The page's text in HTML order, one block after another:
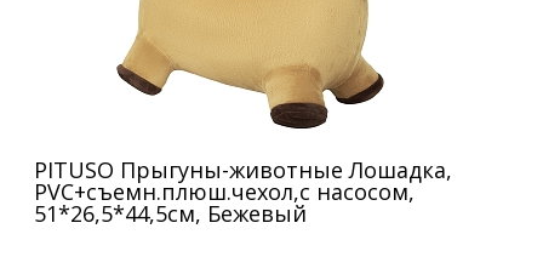
PITUSO Прыгуны-животные Лошадка,
PVC+съемн.плюш.чехол,с насосом,
51*26,5*44,5см, Бежевый